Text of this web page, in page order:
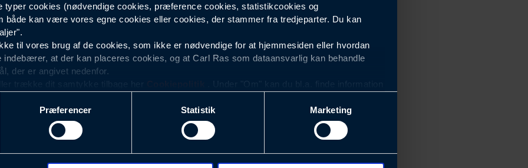
typer cookies (nødvendige cookies, præference cookies, statistikcookies og
både kan være vores egne cookies eller cookies, der stammer fra tredjeparter. Du kan
til vores brug af de cookies, som ikke er nødvendige for at hjemmesiden eller hvordan
indebærer, at der kan placeres cookies, og at Carl Ras som dataansvarlig kan behandle
der er angivet nedenfor.
trække dit samtykke tilbage her
. Under "Om" kan du bl.a. finde information
med det formål at optimere design, brugervenlighed og effektiviteten af vores
analyser af, hvilke oplysninger der er mest populære, og som derfor skal være nemme at
hvad der klikkes på, sider/indhold der besøges, browsertype, søgeord, IP-adresse,
Præferencer Statistik Marketing